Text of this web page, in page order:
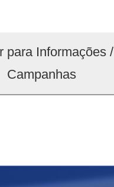
para Informações /
Campanhas